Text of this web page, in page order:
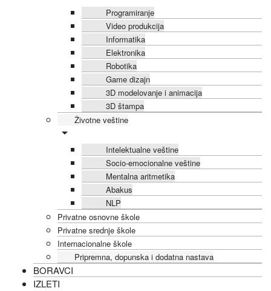
Programiranje
Video produkcija
Informatika
Elektronika
Robotika
Game dizajn
3D modelovanje i animacija
3D štampa
Životne veštine
Intelektualne veštine
Socio-emocionalne veštine
Mentalna aritmetika
Abakus
NLP
Privatne osnovne škole
Privatne srednje škole
Internacionalne škole
Pripremna, dopunska i dodatna nastava
BORAVCI
IZLETI